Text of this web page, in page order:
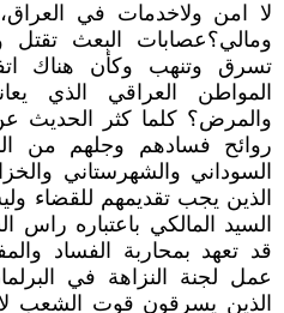
لا امن ولاخدمات في
ومالي؟عصابات البعث تقتل
تسرق وتنهب وكأن هناك
المواطن العراقي الذي
والمرض؟ كلما كثر الحديث
روائح فسادهم وجلهم من
السوداني والشهرستاني
الذين يجب تقديمهم للقضاء
السيد المالكي باعتباره راس
قد تعهد بمحاربة الفساد
عمل لجنة النزاهة في
الذين يسرقون قوت الشعب